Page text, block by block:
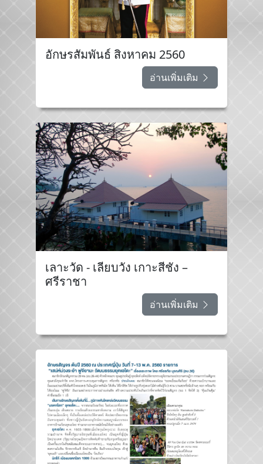
อักษรสัมพันธ์ สิงหาคม 2560
อ่านเพิ่มเติม
เลาะวัด - เลียบวัง เกาะสีชัง –
ศรีราชา
อ่านเพิ่มเติม